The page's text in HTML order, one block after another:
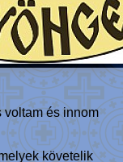
voltam és innom
követelik